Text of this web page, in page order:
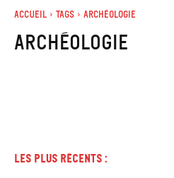
Accueil Tags Archéologie
archéologie
Les plus récents :